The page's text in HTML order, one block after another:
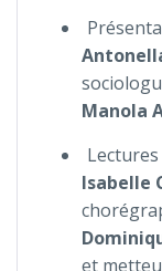
Manola
Isabelle
et